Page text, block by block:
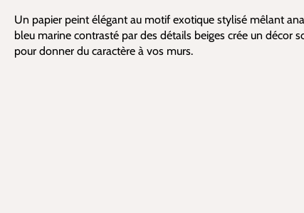
Un papier peint élégant au motif exotique stylisé mêlant
bleu marine contrasté par des détails beiges crée un décor
pour donner du caractère à vos murs.